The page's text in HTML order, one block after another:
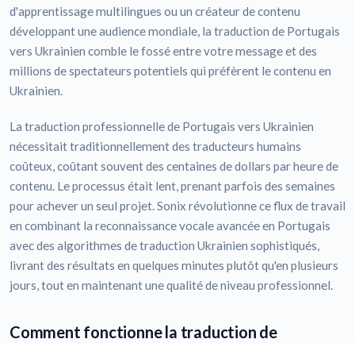
d'apprentissage multilingues ou un créateur de contenu
développant une audience mondiale, la traduction de Portugais
vers Ukrainien comble le fossé entre votre message et des
millions de spectateurs potentiels qui préfèrent le contenu en
Ukrainien.
La traduction professionnelle de Portugais vers Ukrainien
nécessitait traditionnellement des traducteurs humains
coûteux, coûtant souvent des centaines de dollars par heure de
contenu. Le processus était lent, prenant parfois des semaines
pour achever un seul projet. Sonix révolutionne ce flux de travail
en combinant la reconnaissance vocale avancée en Portugais
avec des algorithmes de traduction Ukrainien sophistiqués,
livrant des résultats en quelques minutes plutôt qu'en plusieurs
jours, tout en maintenant une qualité de niveau professionnel.
Comment fonctionne la traduction de